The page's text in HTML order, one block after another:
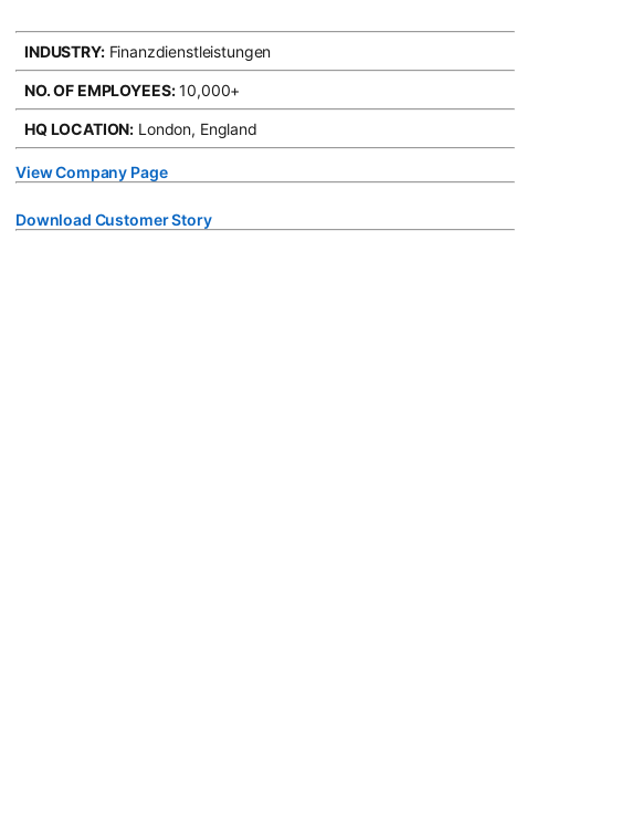
INDUSTRY:Finanzdienstleistungen
NO. OF EMPLOYEES:10,000+
HQ LOCATION: London, England
View Company Pageopens in a new tab
Download Customer Storyopens in a new tab